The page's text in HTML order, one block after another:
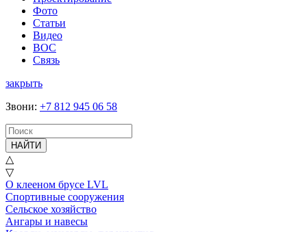
Фото
Статьи
Видео
ВОС
Связь
закрыть
Звони: +7 812 945 06 58
НАЙТИ
△
▽
О клееном брусе LVL
Спортивные сооружения
Сельское хозяйство
Ангары и навесы